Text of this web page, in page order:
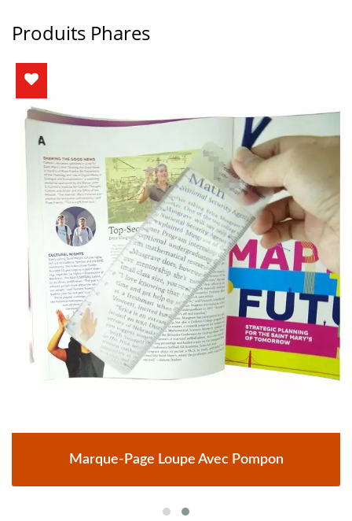
Produits Phares
Marque-Page Loupe Avec Pompon